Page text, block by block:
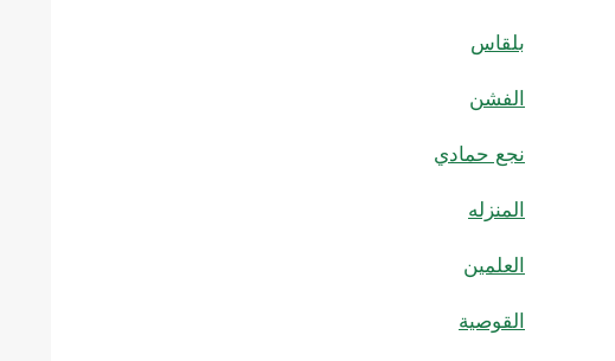
بلقاس
الفشن
نجع حمادي
المنزله
العلمين
القوصية